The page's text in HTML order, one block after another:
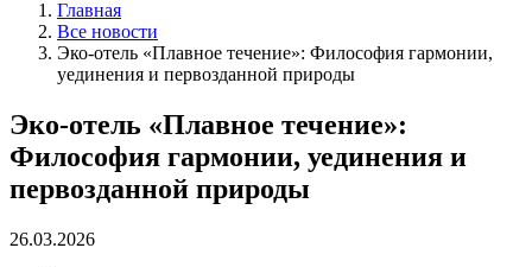
Главная
Все новости
Эко-отель «Плавное течение»: Философия гармонии,
уединения и первозданной природы
Эко-отель «Плавное течение»:
Философия гармонии, уединения и
первозданной природы
26.03.2026